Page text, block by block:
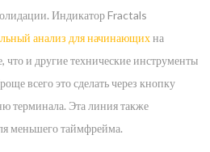
Индикатор Fractals
анализ для начинающихна
что и другие технические инструменты
всего это сделать через кнопку
терминала. Эта линия также
меньшего таймфрейма.